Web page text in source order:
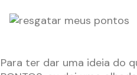
Para ter dar uma ideia do